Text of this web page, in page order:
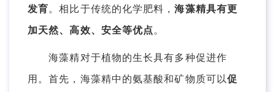
发育。相比于传统的化学肥料，海藻精具有更
加天然、高效、安全等优点 。
海藻精对于植物的生长具有多种促进作
用。首先，海藻精中的氨基酸和矿物质可以促